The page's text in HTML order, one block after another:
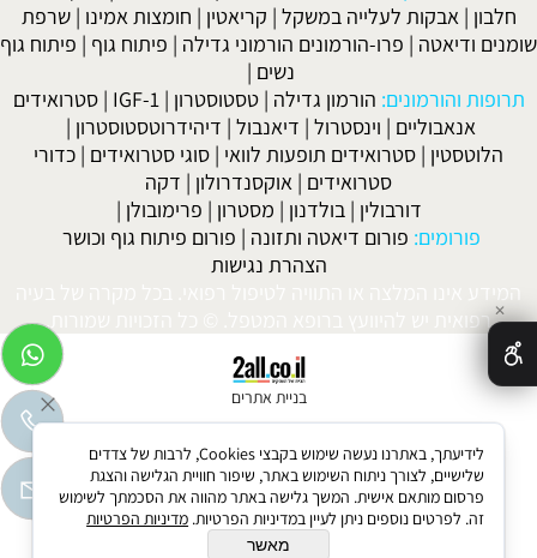
חלבון | אבקות לעלייה במשקל | קריאטין | חומצות אמינו |שרפת
שומנים ודיאטה | פרו-הורמונים הורמוני גדילה | פיתוח גוף | פיתוח גוף
נשים |
תרופות והורמונים: הורמון גדילה |טסטוסטרון |
IGF-1
|סטרואידים
אנאבוליים | וינסטרול | דיאנבול | דיהידרוטסטוסטרון |
הלוטסטין | סטרואידים תופעות לוואי | סוגי סטרואידים | כדורי
סטרואידים | אוקסנדרולון | דקה
דורבולין | בולדנון | מסטרון | פרימובולן |
פורומים: פורום דיאטה ותזונה | פורום פיתוח גוף וכושר
הצהרת נגישות
המידע אינו המלצה או התוויה לטיפול רפואי. בכל מקרה של בעיה
רפואית יש להיוועץ ברופא המטפל. © כל הזכויות שמורות.
בניית אתרים
✕
לידיעתך, באתרנו נעשה שימוש בקבצי Cookies, לרבות של צדדים
שלישיים, לצורך ניתוח השימוש באתר, שיפור חוויית הגלישה והצגת
פרסום מותאם אישית. המשך גלישה באתר מהווה את הסכמתך לשימוש
זה. לפרטים נוספים ניתן לעיין במדיניות הפרטיות. מדיניות הפרטיות
מאשר